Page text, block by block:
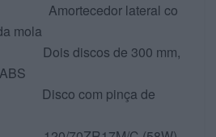
Amortecedor lateral co
mola
discos de 300 mm,
com pinça de